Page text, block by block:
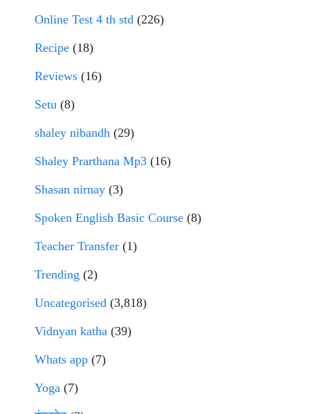
Online Test 4 th std (226)
Recipe (18)
Reviews (16)
Setu (8)
shaley nibandh (29)
Shaley Prarthana Mp3 (16)
Shasan nirnay (3)
Spoken English Basic Course (8)
Teacher Transfer (1)
Trending (2)
Uncategorised (3,818)
Vidnyan katha (39)
Whats app (7)
Yoga (7)